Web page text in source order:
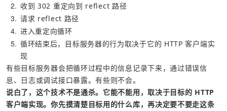
2 收到 302 重定向到 reflect 路径
3 请求 reflect 路径
4 进入重定向循环
5 循环结束后，目标服务器的行为取决于它的 HTTP 客户端实
现
有些目标服务器会把循环过程中的信息记录下来，通过错误信
息、日志或调试接口暴露。有些则不会。
说白了，这个技术不是通杀。它能不能用，取决于目标的 HTTP
客户端实现。你先摸清楚目标用的什么库，再决定要不要走这条